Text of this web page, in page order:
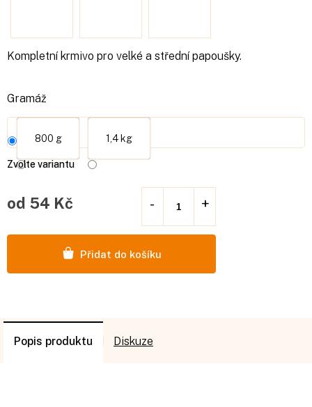
Zvolte variantu
Gramáž
800 g 1,4 kg
od 54 Kč
cena:
Přidat do košíku
Kompletní krmivo pro velké a střední papoušky.
Popis Diskuze